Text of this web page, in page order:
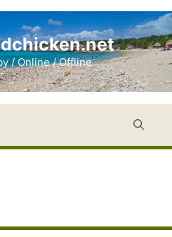
/ Online / Offline